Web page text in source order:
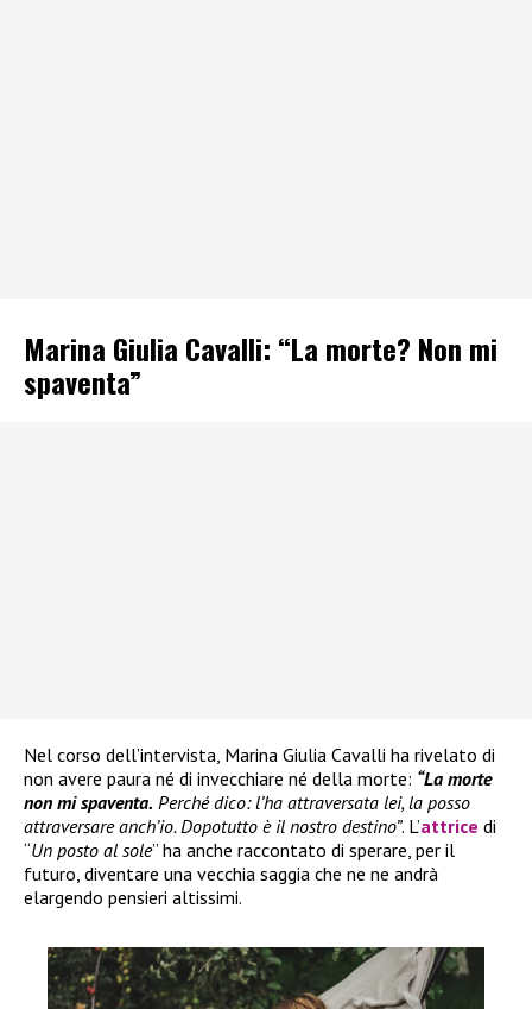
Marina Giulia Cavalli: “La morte? Non mi
spaventa”
Nel corso dell’intervista, Marina Giulia Cavalli ha rivelato di
non avere paura né di invecchiare né della morte: “La morte
non mi spaventa. Perché dico: l’ha attraversata lei, la posso
attraversare anch’io. Dopotutto è il nostro destino”. L’attrice di
“Un posto al sole” ha anche raccontato di sperare, per il
futuro, diventare una vecchia saggia che ne ne andrà
elargendo pensieri altissimi.